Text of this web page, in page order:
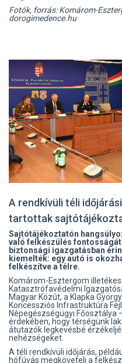
Fotók, forrás: Komárom-
dorogimedence.hu
A rendkívüli téli
tartottak
Sajtótájékoztatón
való felkészülés
biztonsági igazgatásban
kiemelték: egy autó is
felkészítve a télre.
Komárom-Esztergom
Katasztrófavédelmi
Magyar Közút, a Klapka
Koncessziós Infrastruktúra
Népegészségügyi
érdekében, hogy térségünk
átutazók legkevésbé
nehézségeket.
A téli rendkívüli időjárás,
hófúvás megköveteli a